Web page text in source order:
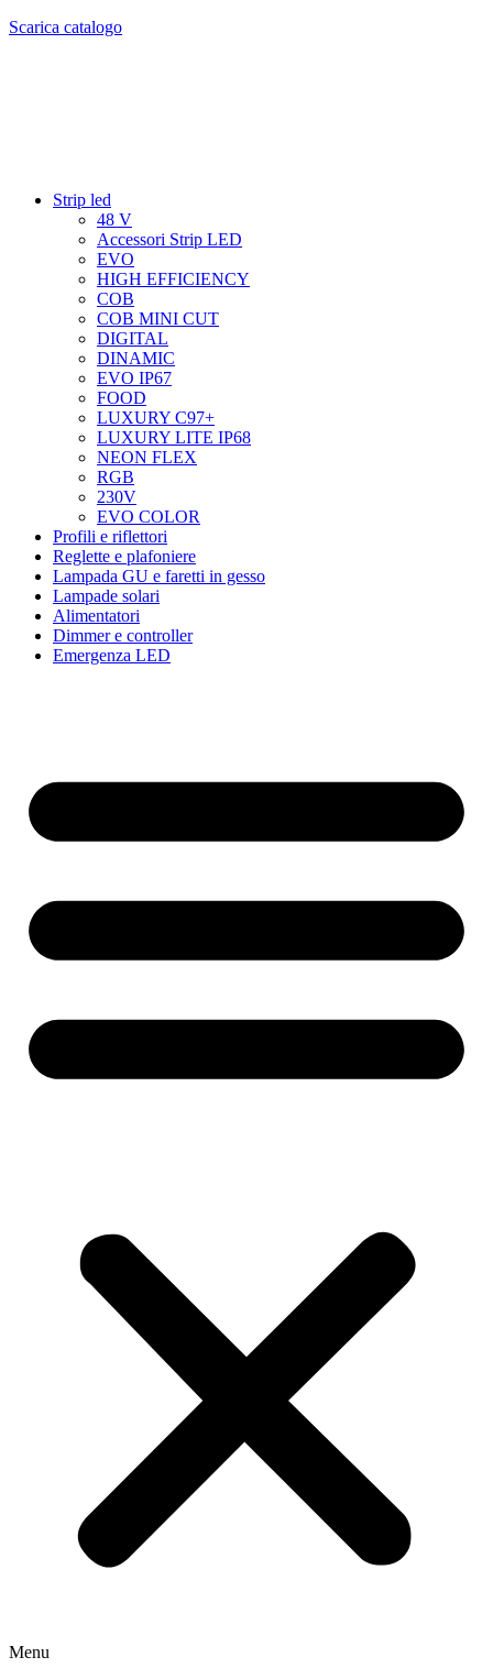
Scarica catalogo
Strip led
48 V
Accessori Strip LED
EVO
HIGH EFFICIENCY
COB
COB MINI CUT
DIGITAL
DINAMIC
EVO IP67
FOOD
LUXURY C97+
LUXURY LITE IP68
NEON FLEX
RGB
230V
EVO COLOR
Profili e riflettori
Reglette e plafoniere
Lampada GU e faretti in gesso
Lampade solari
Alimentatori
Dimmer e controller
Emergenza LED
Menu